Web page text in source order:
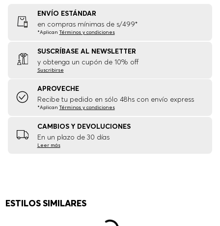
ENVÍO ESTÁNDAR
en compras mínimas de s/499*
*Aplican Términos y condiciones
SUSCRÍBASE AL NEWSLETTER
y obtenga un cupón de 10% off
Suscribirse
APROVECHE
Recibe tu pedido en sólo 48hs con envío express
*Aplican Términos y condiciones
CAMBIOS Y DEVOLUCIONES
En un plazo de 30 días
Leer más
ESTILOS SIMILARES